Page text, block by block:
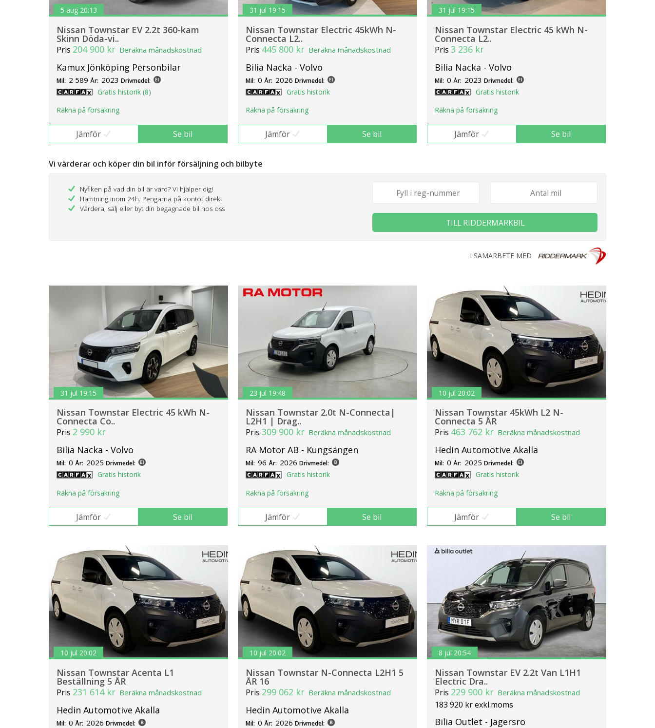
5 aug 20:13
Nissan Townstar EV 2.2t 360-kam
Skinn Döda-vi..
Pris 204 900 kr Beräkna månadskostnad
Kamux Jönköping Personbilar
Mil: 2 589 År: 2023 Drivmedel:
Gratis historik (8)
Räkna på försäkring
Jämför Se bil
31 jul 19:15
Nissan Townstar Electric 45kWh N-
Connecta L2..
Pris 445 800 kr Beräkna månadskostnad
Bilia Nacka - Volvo
Mil: 0 År: 2026 Drivmedel:
Gratis historik
Räkna på försäkring
Jämför Se bil
31 jul 19:15
Nissan Townstar Electric 45 kWh N-
Connecta L2..
Pris 3 236 kr
Bilia Nacka - Volvo
Mil: 0 År: 2023 Drivmedel:
Gratis historik
Räkna på försäkring
Jämför Se bil
Vi värderar och köper din bil inför försäljning och bilbyte
Nyfiken på vad din bil är värd? Vi hjälper dig!
Hämtning inom 24h. Pengarna på kontot direkt
Värdera, sälj eller byt din begagnade bil hos oss
TILL RIDDERMARKBIL
I SAMARBETE MED
31 jul 19:15
Nissan Townstar Electric 45 kWh N-
Connecta Co..
Pris 2 990 kr
Bilia Nacka - Volvo
Mil: 0 År: 2025 Drivmedel:
Gratis historik
Räkna på försäkring
Jämför Se bil
23 jul 19:48
Nissan Townstar 2.0t N-Connecta|
L2H1 | Drag..
Pris 309 900 kr Beräkna månadskostnad
RA Motor AB - Kungsängen
Mil: 96 År: 2026 Drivmedel:
Gratis historik
Räkna på försäkring
Jämför Se bil
10 jul 20:02
Nissan Townstar 45kWh L2 N-
Connecta 5 ÅR
Pris 463 762 kr Beräkna månadskostnad
Hedin Automotive Akalla
Mil: 0 År: 2025 Drivmedel:
Gratis historik
Räkna på försäkring
Jämför Se bil
10 jul 20:02
Nissan Townstar Acenta L1
Beställning 5 ÅR
Pris 231 614 kr Beräkna månadskostnad
Hedin Automotive Akalla
Mil: 0 År: 2026 Drivmedel:
10 jul 20:02
Nissan Townstar N-Connecta L2H1 5
ÅR 16
Pris 299 062 kr Beräkna månadskostnad
Hedin Automotive Akalla
Mil: 0 År: 2026 Drivmedel:
8 jul 20:54
Nissan Townstar EV 2.2t Van L1H1
Electric Dra..
Pris 229 900 kr Beräkna månadskostnad
183 920 kr exkl.moms
Bilia Outlet - Jägersro